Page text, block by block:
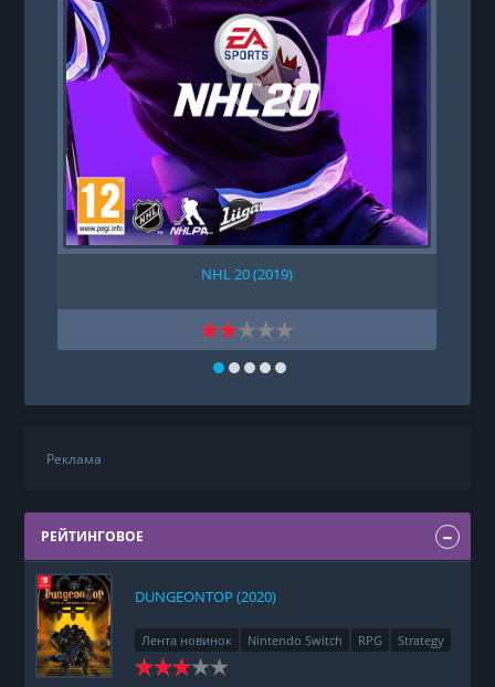
NHL 20 (2019)
Реклама
РЕЙТИНГОВОЕ
DUNGEONTOP (2020)
Лента новинок Nintendo Switch RPG Strategy